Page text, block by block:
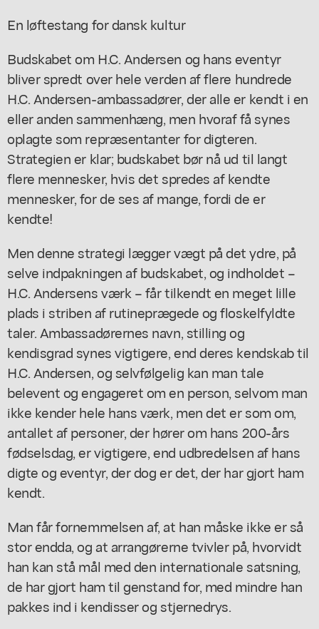
En løftestang for dansk kultur
Budskabet om H.C. Andersen og hans eventyr
bliver spredt over hele verden af flere hundrede
H.C. Andersen-ambassadører, der alle er kendt i en
eller anden sammenhæng, men hvoraf få synes
oplagte som repræsentanter for digteren.
Strategien er klar; budskabet bør nå ud til langt
flere mennesker, hvis det spredes af kendte
mennesker, for de ses af mange, fordi de er
kendte!
Men denne strategi lægger vægt på det ydre, på
selve indpakningen af budskabet, og indholdet –
H.C. Andersens værk – får tilkendt en meget lille
plads i striben af rutineprægede og floskelfyldte
taler. Ambassadørernes navn, stilling og
kendisgrad synes vigtigere, end deres kendskab til
H.C. Andersen, og selvfølgelig kan man tale
belevent og engageret om en person, selvom man
ikke kender hele hans værk, men det er som om,
antallet af personer, der hører om hans 200-års
fødselsdag, er vigtigere, end udbredelsen af hans
digte og eventyr, der dog er det, der har gjort ham
kendt.
Man får fornemmelsen af, at han måske ikke er så
stor endda, og at arrangørerne tvivler på, hvorvidt
han kan stå mål med den internationale satsning,
de har gjort ham til genstand for, med mindre han
pakkes ind i kendisser og stjernedrys.